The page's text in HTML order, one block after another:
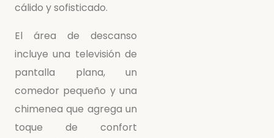
cálido y sofisticado.
El área de descanso
incluye una televisión de
pantalla plana, un
comedor pequeño y una
chimenea que agrega un
toque de confort